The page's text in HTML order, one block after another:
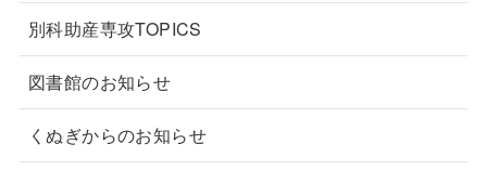
別科助産専攻TOPICS
図書館のお知らせ
くぬぎからのお知らせ